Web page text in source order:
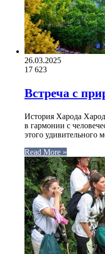
26.03.2025
17 623
Встреча с
История Харода
в гармонии с
этого удивительного
Read More »